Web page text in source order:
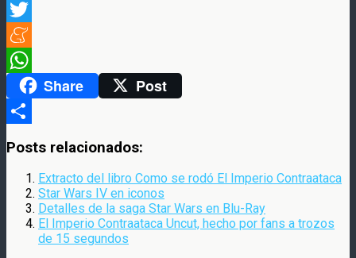
Facebook
Twitter
Meneame
WhatsAppShare Post
Posts relacionados:
Extracto del libro Como se rodó El Imperio Contraataca
Star Wars IV en iconos
Detalles de la saga Star Wars en Blu-Ray
El Imperio Contraataca Uncut, hecho por fans a trozos
de 15 segundos